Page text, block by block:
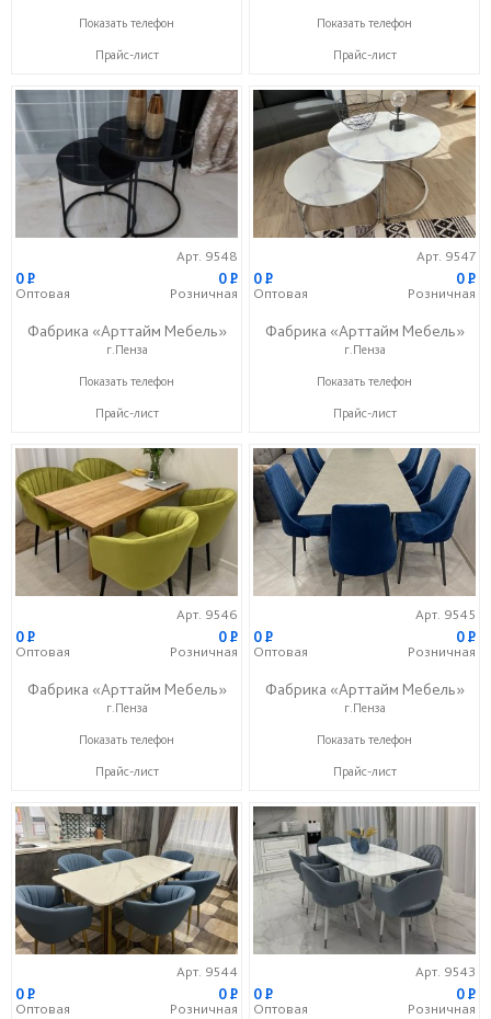
+7 (800) 201-23-49
Показать телефон
Прайс-лист
+7 (800) 201-23-49
Показать телефон
Прайс-лист
Арт. 9548
0P
Оптовая
0P
Розничная
Фабрика «Арттайм Мебель»
г.Пенза
+7 (800) 201-23-49
Показать телефон
Прайс-лист
Арт. 9547
0P
Оптовая
0P
Розничная
Фабрика «Арттайм Мебель»
г.Пенза
+7 (800) 201-23-49
Показать телефон
Прайс-лист
Арт. 9546
0P
Оптовая
0P
Розничная
Фабрика «Арттайм Мебель»
г.Пенза
+7 (800) 201-23-49
Показать телефон
Прайс-лист
Арт. 9545
0P
Оптовая
0P
Розничная
Фабрика «Арттайм Мебель»
г.Пенза
+7 (800) 201-23-49
Показать телефон
Прайс-лист
Арт. 9544
0P
Оптовая
0P
Розничная
Арт. 9543
0P
Оптовая
0P
Розничная